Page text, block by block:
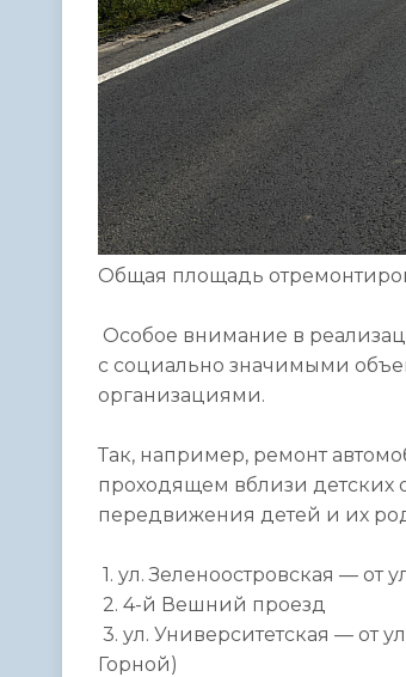
Общая площадь
Особое внимание в
с социально значимыми
организациями.
Так, например, ремонт
проходящем вблизи детских
передвижения детей и их
1. ул. Зеленоостровская — от
2. 4-й Вешний проезд
3. ул. Университетская — от
Горной)